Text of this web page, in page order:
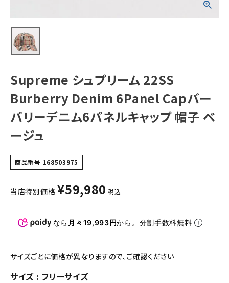
Tシャツ・ロングスリーブ
パーカー・トレーナー
キャップ・ハット
ニット帽・ビーニー
バックパック・リュック
スニーカー・ブーツ
パンツ・ショーツ
SEASON
Supreme シュプリーム 22SS
Burberry Denim 6Panel Capバー
バリーデニム6パネルキャップ 帽子 ベ
ージュ
商品番号 168503975
当店特別価格 ¥59,980 税込
なら 月々19,993円から。分割手数料無料
サイズごとに価格が異なりますので、ご確認ください
サイズ フリーサイズ